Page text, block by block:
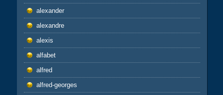
alexander
alexandre
alexis
alfabet
alfred
alfred-georges